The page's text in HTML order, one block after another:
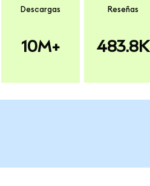
Descargas
10M+
Reseñas
483.8K